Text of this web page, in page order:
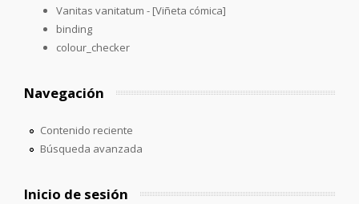
Vanitas vanitatum - [Viñeta cómica]
binding
colour_checker
Navegación
Contenido reciente
Búsqueda avanzada
Inicio de sesión